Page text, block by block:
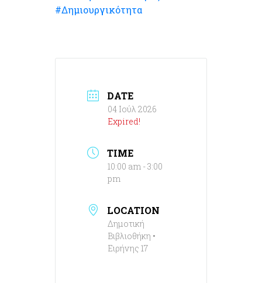
#Δημιουργικότητα
DATE
04 Ιούλ 2026
Expired!
TIME
10:00 am - 3:00
pm
LOCATION
Δημοτική
Βιβλιοθήκη •
Ειρήνης 17